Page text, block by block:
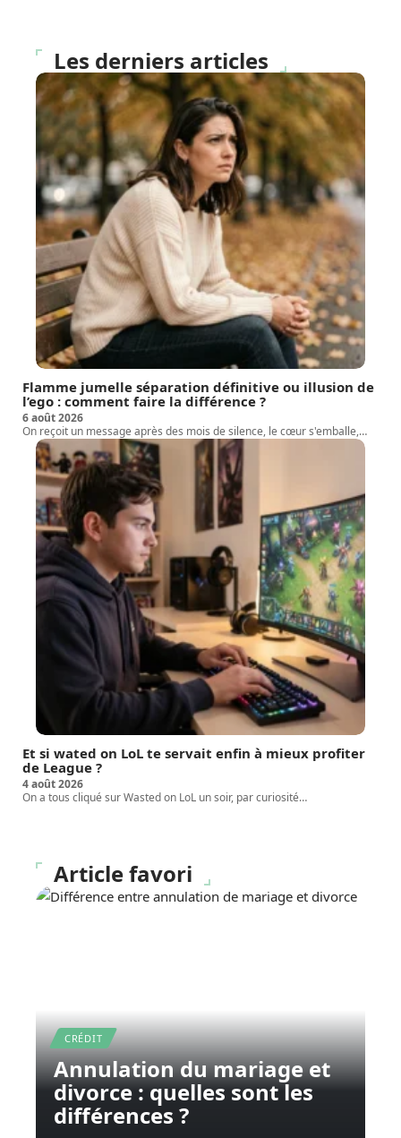
Les derniers articles
Flamme jumelle séparation définitive ou illusion de
l’ego : comment faire la différence ?
6 août 2026
On reçoit un message après des mois de silence, le cœur s'emballe,…
Et si wated on LoL te servait enfin à mieux profiter
de League ?
4 août 2026
On a tous cliqué sur Wasted on LoL un soir, par curiosité…
Article favori
CRÉDIT
Annulation du mariage et
divorce : quelles sont les
différences ?